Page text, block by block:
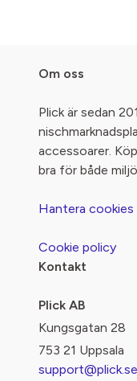
Om oss
Plick är sedan
accessoarer.
bra för både
Hantera cookies
Cookie policy
Kontakt
Plick AB
Kungsgatan 28
753 21 Uppsala
support@plick.se